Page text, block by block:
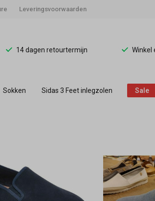
Leveringsvoorwaarden
14 dagen retourtermijn Winkel
Sokken Sidas 3 Feet inlegzolen Sale